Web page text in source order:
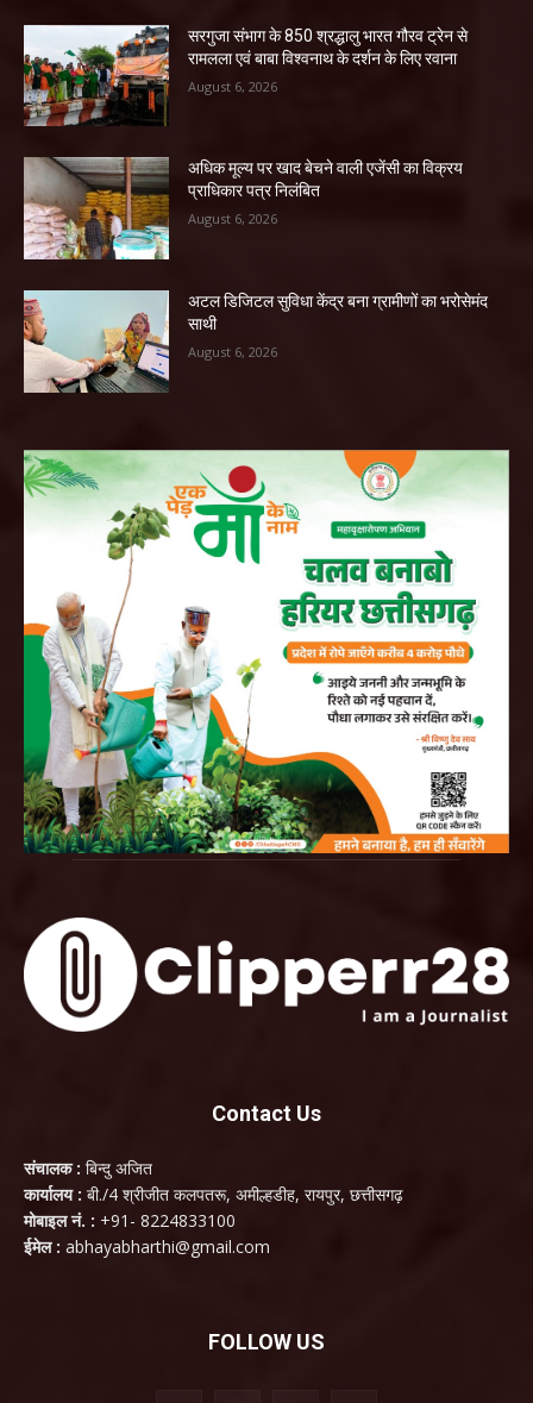
सरगुजा संभाग के 850 श्रद्धालु भारत गौरव ट्रेन से
रामलला एवं बाबा विश्वनाथ के दर्शन के लिए रवाना
August 6, 2026
अधिक मूल्य पर खाद बेचने वाली एजेंसी का विक्रय
प्राधिकार पत्र निलंबित
August 6, 2026
अटल डिजिटल सुविधा केंद्र बना ग्रामीणों का भरोसेमंद
साथी
August 6, 2026
Contact Us
संचालक : बिन्दु अजित
कार्यालय : बी./4 श्रीजीत कलपतरू, अमील्हडीह, रायपुर, छत्तीसगढ़
मोबाइल नं. : +91- 8224833100
ईमेल : abhayabharthi@gmail.com
FOLLOW US